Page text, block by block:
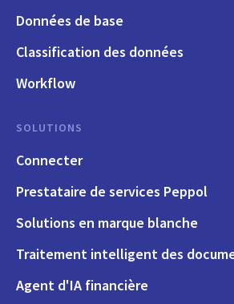
Données de base
Classification des données
Workflow
SOLUTIONS
Connecter
Prestataire de services Peppol
Solutions en marque blanche
Traitement intelligent des
Agent d'IA financière